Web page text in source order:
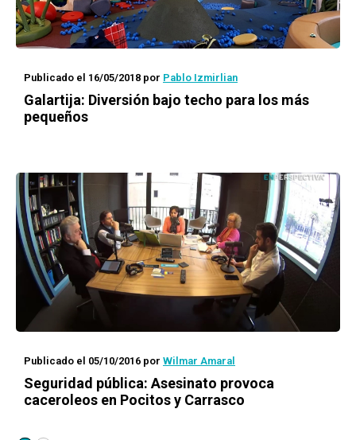
Publicado el 16/05/2018 por Pablo Izmirlian
Galartija: Diversión bajo techo para los más
pequeños
Publicado el 05/10/2016 por Wilmar Amaral
Seguridad pública: Asesinato provoca
caceroleos en Pocitos y Carrasco